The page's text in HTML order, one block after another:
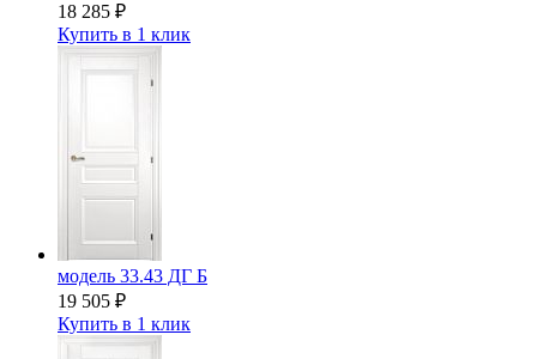
18 285 ₽
Купить в 1 клик
модель 33.43 ДГ Б
19 505 ₽
Купить в 1 клик